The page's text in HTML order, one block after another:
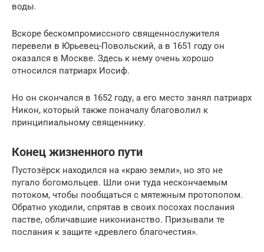
воды.
Вскоре бескомпромиссного священнослужителя
перевели в Юрьевец-Повольский, а в 1651 году он
оказался в Москве. Здесь к нему очень хорошо
относился патриарх Иосиф.
Но он скончался в 1652 году, а его место занял патриарх
Никон, который также поначалу благоволил к
принципиальному священнику.
Конец жизненного пути
Пустозёрск находился на «краю земли», но это не
пугало богомольцев. Шли они туда нескончаемым
потоком, чтобы пообщаться с мятежным протопопом.
Обратно уходили, спрятав в своих посохах послания
пастве, обличавшие никонианство. Призывали те
послания к защите «древлего благочестия».